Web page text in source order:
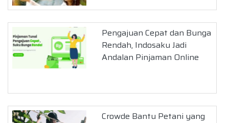
Pengajuan Cepat dan Bunga
Rendah, Indosaku Jadi
Andalan Pinjaman Online
Crowde Bantu Petani yang